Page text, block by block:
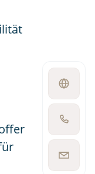
Open
language
switcher
Show
phone
number
Show
email